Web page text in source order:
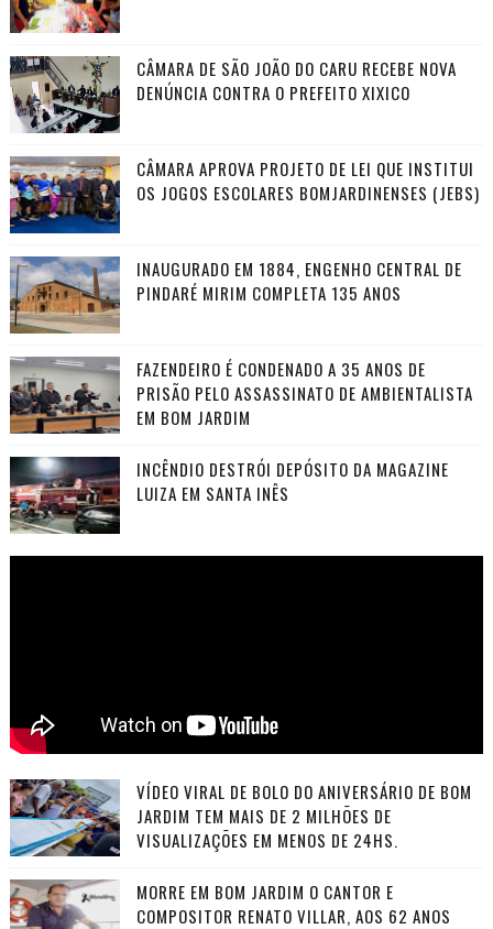
CÂMARA DE SÃO JOÃO DO CARU RECEBE NOVA
DENÚNCIA CONTRA O PREFEITO XIXICO
CÂMARA APROVA PROJETO DE LEI QUE INSTITUI
OS JOGOS ESCOLARES BOMJARDINENSES (JEBS)
INAUGURADO EM 1884, ENGENHO CENTRAL DE
PINDARÉ MIRIM COMPLETA 135 ANOS
FAZENDEIRO É CONDENADO A 35 ANOS DE
PRISÃO PELO ASSASSINATO DE AMBIENTALISTA
EM BOM JARDIM
INCÊNDIO DESTRÓI DEPÓSITO DA MAGAZINE
LUIZA EM SANTA INÊS
VÍDEO VIRAL DE BOLO DO ANIVERSÁRIO DE BOM
JARDIM TEM MAIS DE 2 MILHÕES DE
VISUALIZAÇÕES EM MENOS DE 24HS.
MORRE EM BOM JARDIM O CANTOR E
COMPOSITOR RENATO VILLAR, AOS 62 ANOS